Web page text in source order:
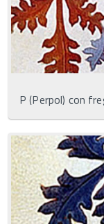
P (Perpol) con